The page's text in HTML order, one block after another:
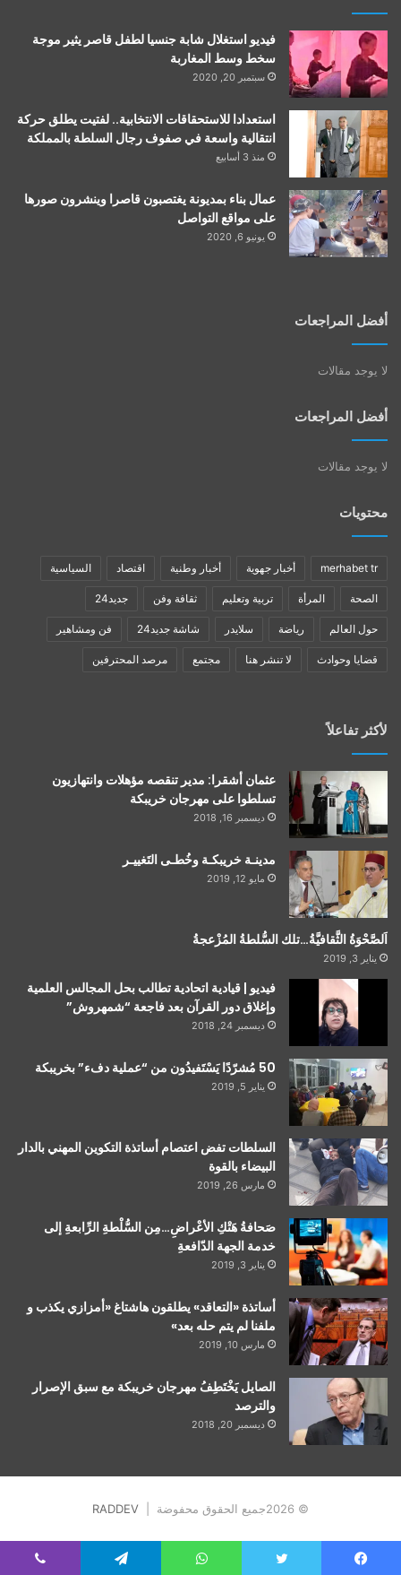
فيديو استغلال شابة جنسيا لطفل قاصر يثير موجة
سخط وسط المغاربة
سبتمبر 20, 2020
استعدادا للاستحقاقات الانتخابية.. لفتيت يطلق حركة
انتقالية واسعة في صفوف رجال السلطة بالمملكة
منذ 3 أسابيع
عمال بناء بمديونة يغتصبون قاصرا وينشرون صورها
على مواقع التواصل
يونيو 6, 2020
أفضل المراجعات
لا يوجد مقالات
أفضل المراجعات
لا يوجد مقالات
محتويات
merhabet tr أخبار جهوية أخبار وطنية اقتصاد السياسية
الصحة المرأة تربية وتعليم ثقافة وفن جديد24
حول العالم رياضة سلايدر شاشة جديد24 فن ومشاهير
قضايا وحوادث لا تنشر هنا مجتمع مرصد المحترفين
لأكثر تفاعلاً
عثمان أشقرا: مدير تنقصه مؤهلات وانتهازيون
تسلطوا على مهرجان خريبكة
ديسمبر 16, 2018
مدينـة خريبكـة وخُطـى التَغييـر
مايو 12, 2019
اَلصَّحْوَةُ الثَّقافيَّةُ…تلك السُّلطةُ المُزْعجةُ
يناير 3, 2019
فيديو | قيادية اتحادية تطالب بحل المجالس العلمية
وإغلاق دور القرآن بعد فاجعة “شمهروش”
ديسمبر 24, 2018
50 مُشرّدًا يَسْتَفيدُون من “عملية دفء” بخريبكة
يناير 5, 2019
السلطات تفض اعتصام أساتذة التكوين المهني بالدار
البيضاء بالقوة
مارس 26, 2019
صَحافةُ هَتْكِ الأعْراضِ…مِن السُّلْطةِ الرِّابعةِ إلى
خدمة الجهة الدّافعةِ
يناير 3, 2019
أساتذة «التعاقد» يطلقون هاشتاغ «أمزازي يكذب و
ملفنا لم يتم حله بعد»
مارس 10, 2019
الصايل يَخْتَطِفُ مهرجان خريبكة مع سبق الإصرار
والترصد
ديسمبر 20, 2018
© 2026جميع الحقوق محفوضة | RADDEV